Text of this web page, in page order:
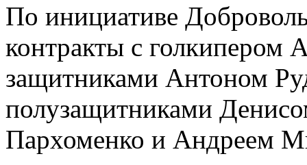
По инициативе
контракты с голкипером
защитниками Антоном
полузащитниками
Пархоменко и Андреем